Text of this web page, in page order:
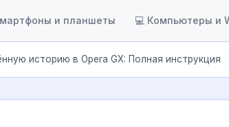
и планшеты 💻 Компьютеры и
историю в Opera GX: Полная инструкция